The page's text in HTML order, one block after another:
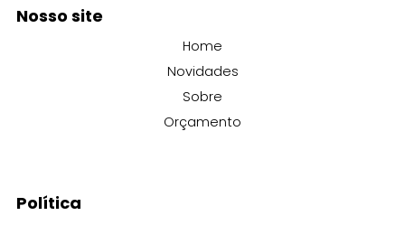
Nosso site
Home
Novidades
Sobre
Orçamento
Política